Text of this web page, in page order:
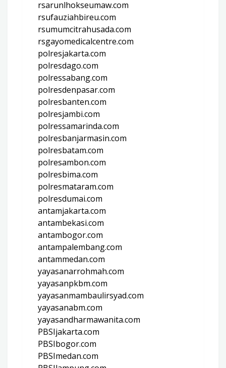
rsarunlhokseumaw.com
rsufauziahbireu.com
rsumumcitrahusada.com
rsgayomedicalcentre.com
polresjakarta.com
polresdago.com
polressabang.com
polresdenpasar.com
polresbanten.com
polresjambi.com
polressamarinda.com
polresbanjarmasin.com
polresbatam.com
polresambon.com
polresbima.com
polresmataram.com
polresdumai.com
antamjakarta.com
antambekasi.com
antambogor.com
antampalembang.com
antammedan.com
yayasanarrohmah.com
yayasanpkbm.com
yayasanmambaulirsyad.com
yayasanabm.com
yayasandharmawanita.com
PBSIjakarta.com
PBSIbogor.com
PBSImedan.com